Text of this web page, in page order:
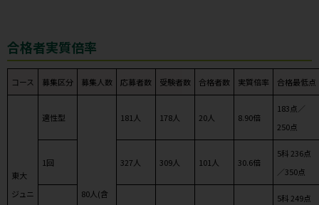
合格者実質倍率
コース 募集区分 募集人数 応募者数 受験者数 合格者数 実質倍率 合格最低点
東大
ジュニ
適性型
80人(含
181人 178人 20人 8.90倍
183点／
250点
1回 327人 309人 101人 30.6倍
5科 236点
／350点
5科 249点